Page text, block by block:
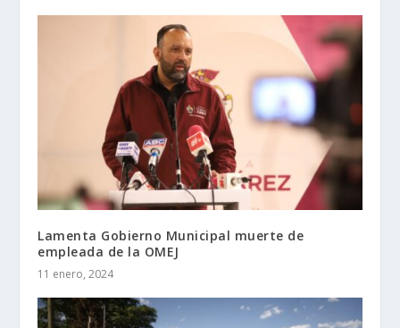
Lamenta Gobierno Municipal muerte de
empleada de la OMEJ
11 enero, 2024